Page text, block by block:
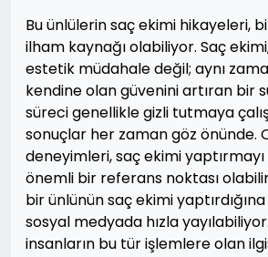
Bu ünlülerin saç ekimi hikayeleri,
ilham kaynağı olabiliyor. Saç
estetik müdahale değil; aynı
kendine olan güvenini artıran bir
süreci genellikle gizli tutmaya
sonuçlar her zaman göz önünde.
deneyimleri, saç ekimi
önemli bir referans noktası
bir ünlünün saç ekimi
sosyal medyada hızla
insanların bu tür işlemlere olan